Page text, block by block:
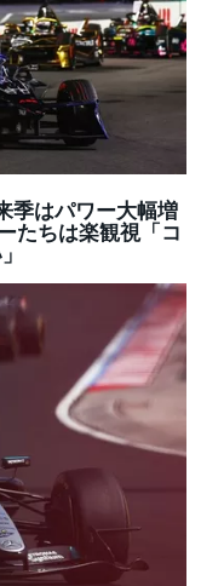
季はパワー大幅増
たちは楽観視「コ